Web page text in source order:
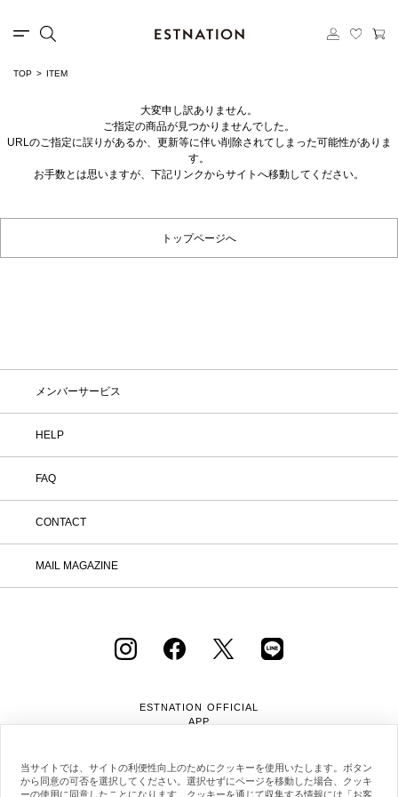
TOP ITEM
大変申し訳ありません。
ご指定の商品が見つかりませんでした。
URLのご指定に誤りがあるか、更新等に伴い削除されてしまった可能性がありま
す。
お手数とは思いますが、下記リンクからサイトへ移動してください。
トップページへ
メンバーサービス
HELP
FAQ
CONTACT
MAIL MAGAZINE
ESTNATION OFFICIAL
APP
当サイトでは、サイトの利便性向上のためにクッキーを使用いたします。ボタン
から同意の可否を選択してください。選択せずにページを移動した場合、クッキ
ーの使用に同意したことになります。クッキーを通じて収集する情報には「お客